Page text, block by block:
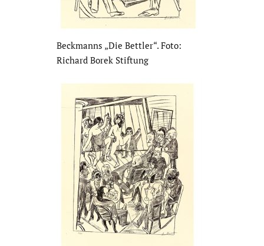
Beckmanns „Die Bettler“. Foto:
Richard Borek Stiftung